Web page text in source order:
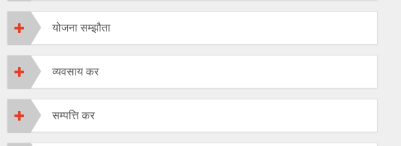
योजना सम्झौता
व्यवसाय कर
सम्पत्ति कर